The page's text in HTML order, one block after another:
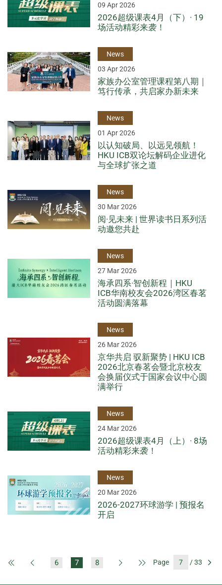
09 Apr 2026
2026超级课表4月（下）· 19
场活动精彩来袭！
News
03 Apr 2026
家族办公室管理课程第八期｜
笃行传承，共启家办新未来
News
01 Apr 2026
以认知破局、以远见领航！
HKU ICB双论坛解码企业进化
与全球扩张之道
News
30 Mar 2026
阅·见未来 | 世界读书日系列活
动邀您共赴
News
27 Mar 2026
海承四系·智创新程｜HKU
ICB华南校友会2026湾区春茗
活动圆满落幕
News
26 Mar 2026
京华共启 驭新聚势 | HKU ICB
2026北京春茗会暨北京校友
会换届仪式于国家会议中心圆
满举行
News
24 Mar 2026
2026超级课表4月（上）· 8场
活动精彩来袭！
News
20 Mar 2026
2026-2027环球游学 | 预报名
开启
First PagePrevious Page
6 7 8 Next PageLast Page
Page / 33